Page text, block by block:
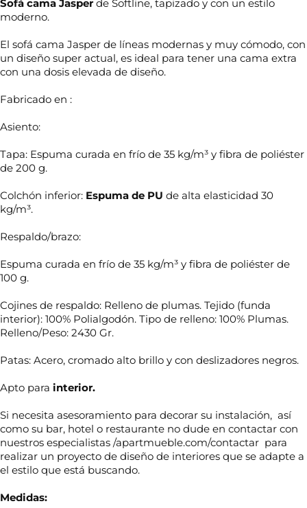
Sofá cama Jasper de Softline, tapizado y con un estilo
moderno.
El sofá cama Jasper de líneas modernas y muy cómodo, con
un diseño super actual, es ideal para tener una cama extra
con una dosis elevada de diseño.
Fabricado en :
Asiento:
Tapa: Espuma curada en frío de 35 kg/m³ y fibra de poliéster
de 200 g.
Colchón inferior: Espuma de PU de alta elasticidad 30
kg/m³.
Respaldo/brazo:
Espuma curada en frío de 35 kg/m³ y fibra de poliéster de
100 g.
Cojines de respaldo: Relleno de plumas. Tejido (funda
interior): 100% Polialgodón. Tipo de relleno: 100% Plumas.
Relleno/Peso: 2430 Gr.
Patas: Acero, cromado alto brillo y con deslizadores negros.
Apto para interior.
Si necesita asesoramiento para decorar su instalación, así
como su bar, hotel o restaurante no dude en contactar con
nuestros especialistas /apartmueble.com/contactar para
realizar un proyecto de diseño de interiores que se adapte a
el estilo que está buscando.
Medidas: